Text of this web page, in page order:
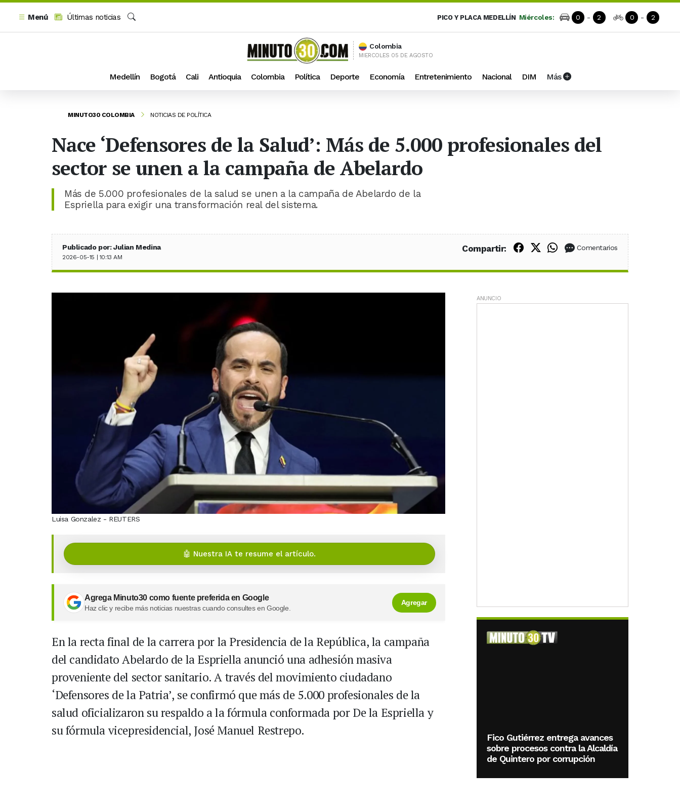
Menú
Últimas noticias
PICO Y PLACA MEDELLÍN Miércoles: 0 - 2 0 - 2
Colombia
MIERCOLES 05 DE AGOSTO
Medellín Bogotá Cali Antioquia Colombia Política Deporte Economía Entretenimiento Nacional DIM Más
MINUTO30 COLOMBIA NOTICIAS DE POLÍTICA
Nace ‘Defensores de la Salud’: Más de 5.000 profesionales del
sector se unen a la campaña de Abelardo
Más de 5.000 profesionales de la salud se unen a la campaña de Abelardo de la
Espriella para exigir una transformación real del sistema.
Publicado por: Julian Medina
2026-05-15 | 10:13 AM
Compartir: Compartir en Facebook
Compartir en X (Twitter)
Compartir en WhatsApp
Comentarios
Luisa Gonzalez - REUTERS
🤖 Nuestra IA te resume el artículo.
Agrega Minuto30 como fuente preferida en Google
Haz clic y recibe más noticias nuestras cuando consultes en Google.
Agregar
En la recta final de la carrera por la Presidencia de la República, la campaña
del candidato Abelardo de la Espriella anunció una adhesión masiva
proveniente del sector sanitario. A través del movimiento ciudadano
‘Defensores de la Patria’, se confirmó que más de 5.000 profesionales de la
salud oficializaron su respaldo a la fórmula conformada por De la Espriella y
su fórmula vicepresidencial, José Manuel Restrepo.
ANUNCIO
Fico Gutiérrez entrega avances
sobre procesos contra la Alcaldía
de Quintero por corrupción